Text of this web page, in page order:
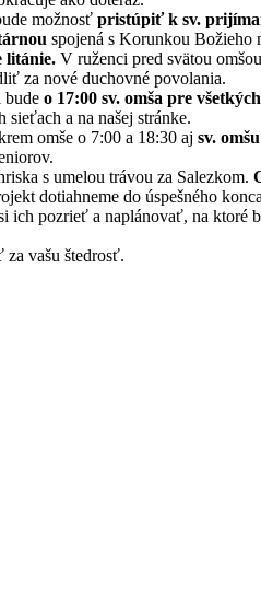
možnosť pristúpiť k sv.
spojená s Korunkou Božieho
litánie. V ruženci pred svätou omšou
za nové duchovné povolania.
bude o 17:00 sv. omša pre
a na našej stránke.
omše o 7:00 a 18:30 aj sv.
s umelou trávou za Salezkom.
dotiahneme do úspešného
ich pozrieť a naplánovať, na ktoré
vašu štedrosť.